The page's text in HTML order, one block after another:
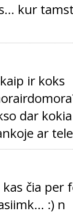
kur
ir koks
dar
ar
čia per
:) n